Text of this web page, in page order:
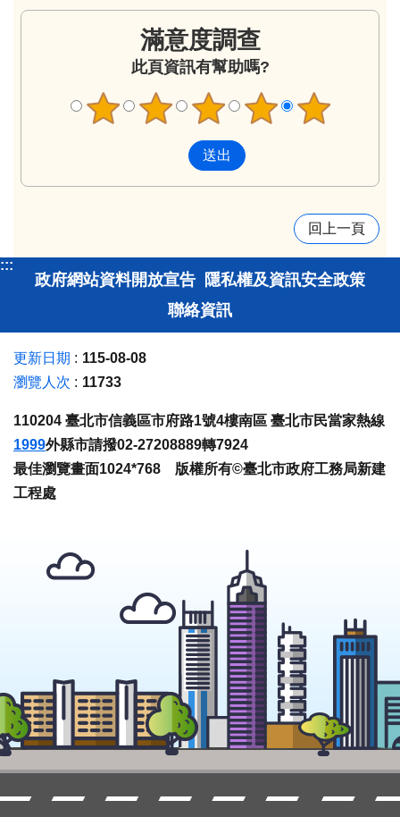
滿意度調查
此頁資訊有幫助嗎?
回上一頁
:::
政府網站資料開放宣告 隱私權及資訊安全政策
聯絡資訊
更新日期
115-08-08
瀏覽人次
11733
110204 臺北市信義區市府路1號4樓南區 臺北市民當家熱線
1999外縣市請撥02-27208889轉7924
最佳瀏覽畫面1024*768 版權所有©臺北市政府工務局新建
工程處